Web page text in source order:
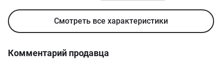
Смотреть все характеристики
Комментарий продавца